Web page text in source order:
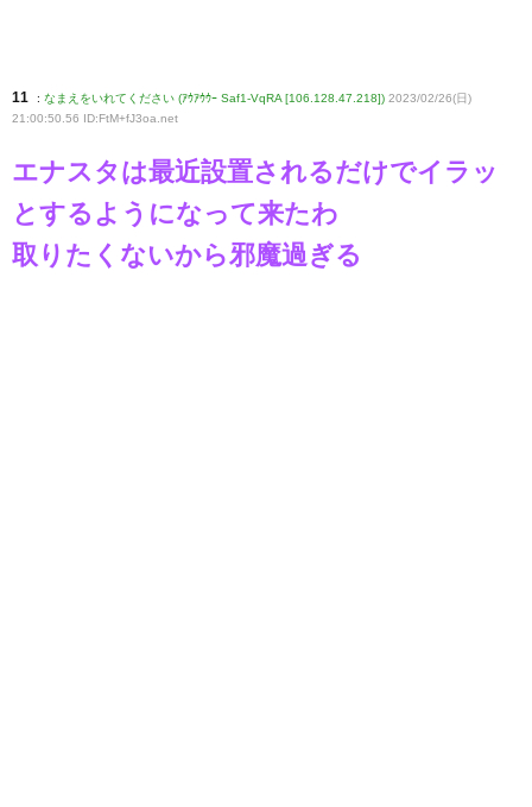
11 : なまえをいれてください (ｱｳｱｳｳｰ Saf1-VqRA [106.128.47.218]) 2023/02/26(日)
21:00:50.56 ID:FtM+fJ3oa .net
エナスタは最近設置されるだけでイラッ
とするようになって来たわ
取りたくないから邪魔過ぎる